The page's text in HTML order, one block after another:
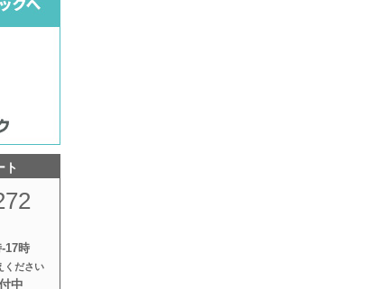
ト
時
ください
中